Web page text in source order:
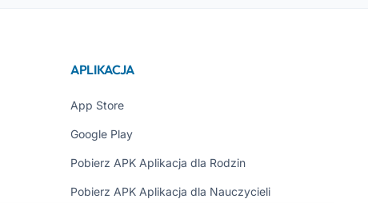
APLIKACJA
App Store
Google Play
Pobierz APK Aplikacja dla Rodzin
Pobierz APK Aplikacja dla Nauczycieli